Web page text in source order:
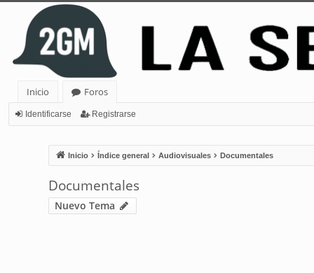
Inicio
Foros
Identificarse Registrarse
Inicio Índice general Audiovisuales Documentales
Documentales
Nuevo Tema